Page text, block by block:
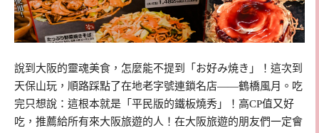
說到大阪的靈魂美食，怎麼能不提到「お好み焼き」！這次到
天保山玩，順路踩點了在地老字號連鎖名店——鶴橋風月。吃
完只想說：這根本就是「平民版的鐵板燒秀」！高CP值又好
吃，推薦給所有來大阪旅遊的人！在大阪旅遊的朋友們一定會